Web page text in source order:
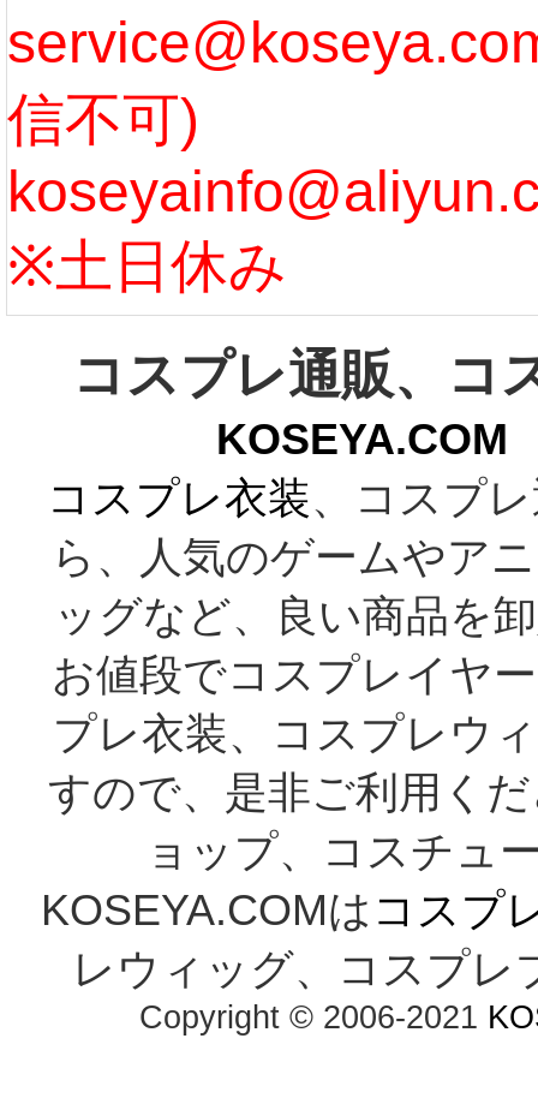
[more]
まで
う...
信不可)
※土日休み
コスプレ通販、コ
コスプレ衣装、コスプ
ら、人気のゲームやア
ッグなど、良い商品を
お値段でコスプレイヤ
プレ衣装、コスプレウ
すので、是非ご利用く
ョップ、コスチュ
KOSEYA.COMは コスプ
レウィッグ、コスプレ
Copyright © 2006-2021